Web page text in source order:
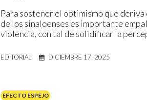
Para sostener el optimismo que
de los sinaloenses es importante
violencia, con tal de solidificar la
EDITORIAL DICIEMBRE 17, 2025
EFECTO ESPEJO